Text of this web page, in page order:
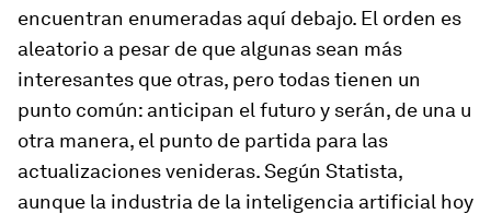
encuentran enumeradas aquí debajo. El orden es
aleatorio a pesar de que algunas sean más
interesantes que otras, pero todas tienen un
punto común: anticipan el futuro y serán, de una u
otra manera, el punto de partida para las
actualizaciones venideras. Según Statista,
aunque la industria de la inteligencia artificial hoy